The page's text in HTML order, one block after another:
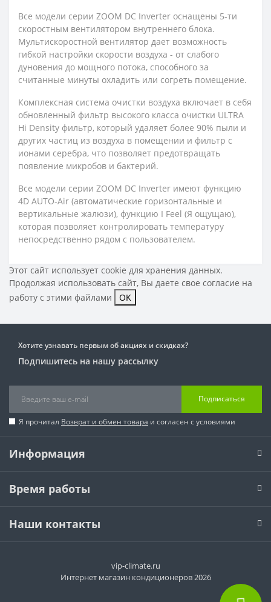
Все модели серии ZOOM DC Inverter оснащены 5-ти
скоростным вентилятором внутреннего блока.
Мультискоростной вентилятор дает возможность
гибкой настройки скорости воздуха - от слабого
дуновения до мощного потока, способного за
считанные минуты охладить или согреть помещение.
Комплексная система очистки воздуха включает в себя
обновленный фильтр высокого класса очистки ULTRA
Hi Density фильтр, который удаляет более 90% пыли и
других частиц из воздуха в помещении и фильтр с
ионами серебра, что позволяет предотвращать
появление микробов и бактерий.
Все модели серии ZOOM DC Inverter имеют функцию
4D AUTO-Air (автоматические горизонтальные и
вертикальные жалюзи), функцию I Feel (Я ощущаю),
которая позволяет контролировать температуру
непосредственно рядом с пользователем.
Этот сайт использует cookie для хранения данных.
Продолжая использовать сайт, Вы даете свое согласие на
работу с этими файлами
OK
Хотите узнавать первым об акциях и скидках?
Подпишитесь на нашу рассылку
Подписаться
Я прочитал Возврат и обмен товара и согласен с условиями
Информация
Время работы
Наши контакты
vip-climate.ru
Интернет магазин кондиционеров 2026